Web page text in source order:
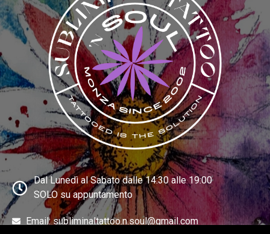
Dal Lunedì al Sabato dalle 14:30 alle 19:00
SOLO su appuntamento
Email: subliminaltattoo.n.soul@gmail.com